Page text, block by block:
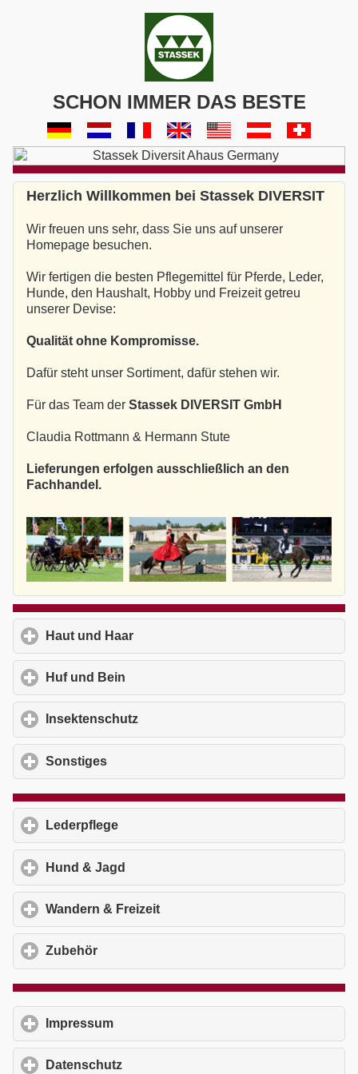
SCHON IMMER DAS BESTE
Herzlich Willkommen bei Stassek DIVERSIT
Wir freuen uns sehr, dass Sie uns auf unserer
Homepage besuchen.
Wir fertigen die besten Pflegemittel für Pferde, Leder,
Hunde, den Haushalt, Hobby und Freizeit getreu
unserer Devise:
Qualität ohne Kompromisse.
Dafür steht unser Sortiment, dafür stehen wir.
Für das Team der Stassek DIVERSIT GmbH
Claudia Rottmann & Hermann Stute
Lieferungen erfolgen ausschließlich an den
Fachhandel.
Haut und Haar
Huf und Bein
Insektenschutz
Sonstiges
Lederpflege
Hund & Jagd
Wandern & Freizeit
Zubehör
Impressum
Datenschutz